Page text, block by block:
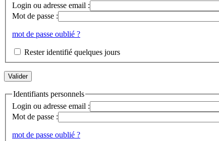
Login ou adresse email :
Mot de passe :
mot de passe oublié ?
Rester identifié quelques jours
Identifiants personnels
Login ou adresse email :
Mot de passe :
mot de passe oublié ?